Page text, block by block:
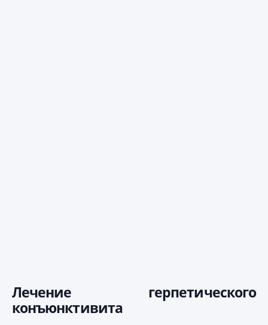
Лечение герпетического
конъюнктивита